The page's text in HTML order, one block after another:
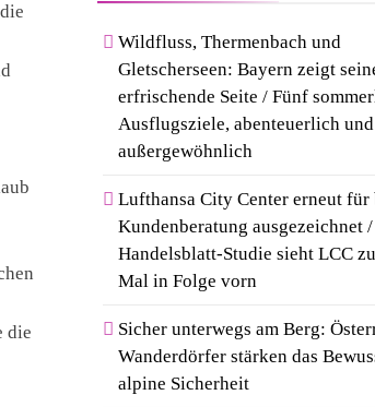
die
Wildfluss, Thermenbach und
Gletscherseen: Bayern zeigt
erfrischende Seite / Fünf
Ausflugsziele, abenteuerlich und
außergewöhnlich
Lufthansa City Center erneut für
Kundenberatung ausgezeichnet /
Handelsblatt-Studie sieht LCC
Mal in Folge vorn
Sicher unterwegs am Berg:
Wanderdörfer stärken das
alpine Sicherheit